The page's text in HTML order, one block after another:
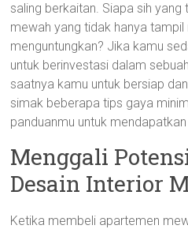
saling berkaitan. Siapa sih
mewah yang tidak hanya
menguntungkan? Jika kamu
untuk berinvestasi dalam
saatnya kamu untuk bersiap
simak beberapa tips gaya
panduanmu untuk
Menggali
Desain Interior
Ketika membeli apartemen